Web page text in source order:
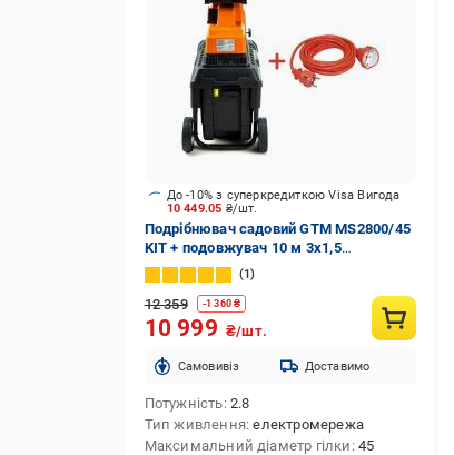
10 449.05 ₴/шт.
До -10% з суперкредиткою Visa Вигода
Подрібнювач садовий GTM MS2800/45
KIT + подовжувач 10 м 3x1,5
електромережа
1
12 359 -1 360₴
10 999 ₴/шт.
Cамовивіз Доставимо
Потужність 2.8
Тип живлення електромережа
Максимальний діаметр гілки 45